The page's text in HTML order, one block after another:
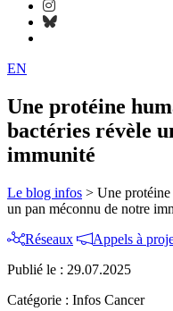
EN
Une protéine
bactéries révèle
immunité
Le blog infos > Une protéine
un pan méconnu de notre
Réseaux
Appels à
Publié le : 29.07.2025
Catégorie : Infos Cancer